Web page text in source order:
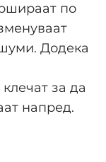
по
Додека
за да
напред.